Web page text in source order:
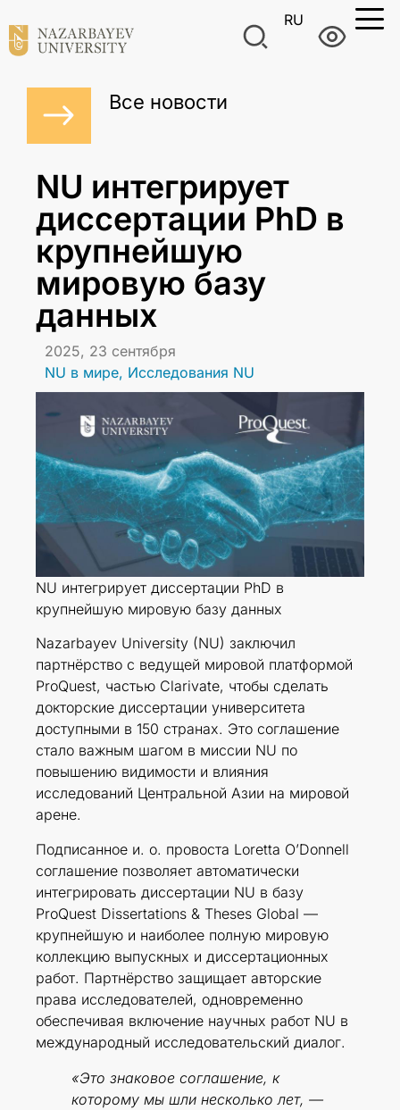
RU
Все новости
NU интегрирует
диссертации PhD в
крупнейшую
мировую базу
данных
2025, 23 сентября
NU в мире, Исследования NU
NU интегрирует диссертации PhD в
крупнейшую мировую базу данных
Nazarbayev University (NU) заключил
партнёрство с ведущей мировой платформой
ProQuest, частью Clarivate, чтобы сделать
докторские диссертации университета
доступными в 150 странах. Это соглашение
стало важным шагом в миссии NU по
повышению видимости и влияния
исследований Центральной Азии на мировой
арене.
Подписанное и. о. провостa Loretta O’Donnell
соглашение позволяет автоматически
интегрировать диссертации NU в базу
ProQuest Dissertations & Theses Global —
крупнейшую и наиболее полную мировую
коллекцию выпускных и диссертационных
работ. Партнёрство защищает авторские
права исследователей, одновременно
обеспечивая включение научных работ NU в
международный исследовательский диалог.
«Это знаковое соглашение, к
которому мы шли несколько лет, —